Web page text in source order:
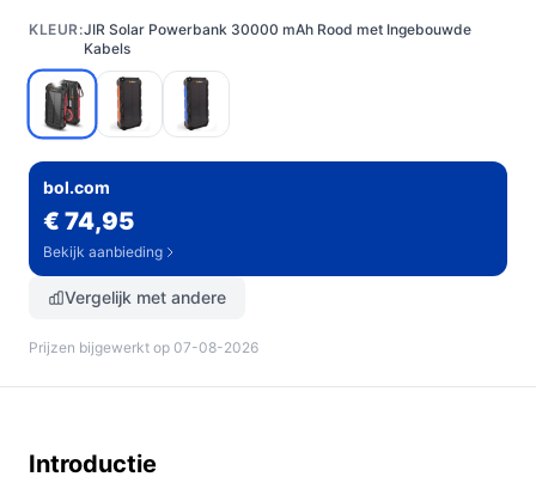
KLEUR:JIR Solar Powerbank 30000 mAh Rood met Ingebouwde
Kabels
bol.com
€ 74,95
Bekijk aanbieding
Vergelijk met andere
Prijzen bijgewerkt op 07-08-2026
Introductie